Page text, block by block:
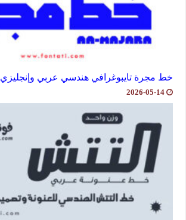
خط مجرة تايبوغرافي هندسي عربي وإنجليزي
2026-05-14